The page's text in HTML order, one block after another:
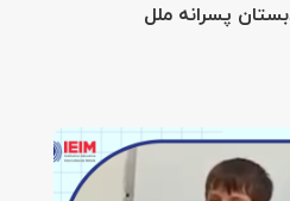
پسرانه ملل